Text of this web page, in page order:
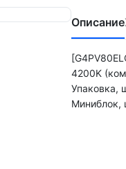
Описание
4200K
Упаковка,
Миниблок,